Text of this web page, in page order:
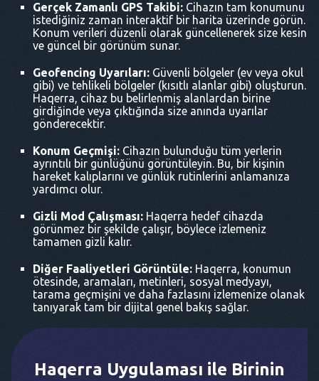
Gerçek Zamanlı GPS Takibi: Cihazın tam konumunu
istediğiniz zaman interaktif bir harita üzerinde görün.
Konum verileri düzenli olarak güncellenerek size kesin
ve güncel bir görünüm sunar.
Geofencing Uyarıları: Güvenli bölgeler (ev veya okul
gibi) ve tehlikeli bölgeler (kısıtlı alanlar gibi) oluşturun.
Haqerra, cihaz bu belirlenmiş alanlardan birine
girdiğinde veya çıktığında size anında uyarılar
gönderecektir.
Konum Geçmişi: Cihazın bulunduğu tüm yerlerin
ayrıntılı bir günlüğünü görüntüleyin. Bu, bir kişinin
hareket kalıplarını ve günlük rutinlerini anlamanıza
yardımcı olur.
Gizli Mod Çalışması: Haqerra hedef cihazda
görünmez bir şekilde çalışır, böylece izlemeniz
tamamen gizli kalır.
Diğer Faaliyetleri Görüntüle: Haqerra, konumun
ötesinde, aramaları, metinleri, sosyal medyayı,
tarama geçmişini ve daha fazlasını izlemenize olanak
tanıyarak tam bir dijital genel bakış sağlar.
Haqerra Uygulaması ile Birinin